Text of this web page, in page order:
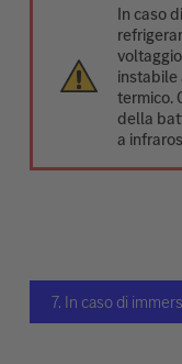
In caso
instabile
termico.
della
a
7. In caso di